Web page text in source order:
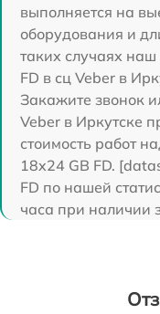
выполняется на
оборудования и
таких случаях наш
FD в сц Veber в
Закажите звонок
Veber в Иркутске
стоимость работ
18x24 GB FD.
FD по нашей
часа при наличии